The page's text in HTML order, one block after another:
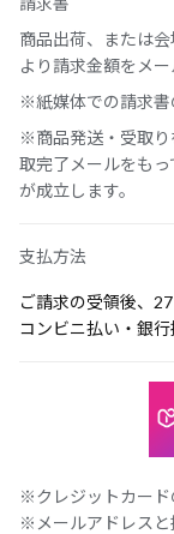
商品出荷、または
より請求金額をメー
※紙媒体での請求書
※商品発送・受取り
取完了メールをも
が成立します。
支払方法
ご請求の受領後、
コンビニ払い・銀
※クレジットカード
※メールアドレスと